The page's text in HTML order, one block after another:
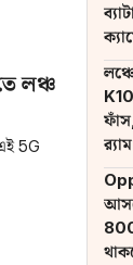
লঞ্চ
5G